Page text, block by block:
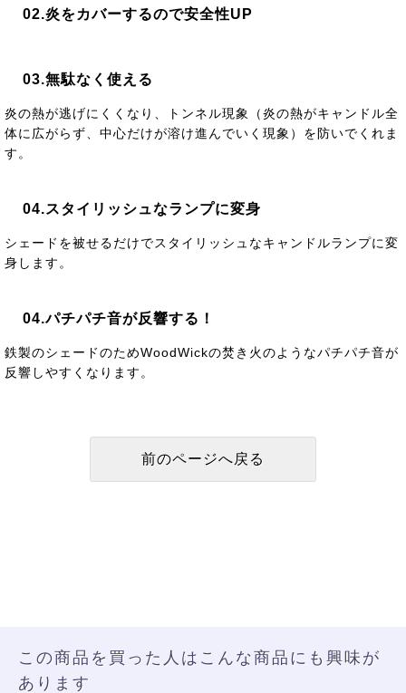
02.炎をカバーするので安全性UP
03.無駄なく使える
炎の熱が逃げにくくなり、トンネル現象（炎の熱がキャンドル全
体に広がらず、中心だけが溶け進んでいく現象）を防いでくれま
す。
04.スタイリッシュなランプに変身
シェードを被せるだけでスタイリッシュなキャンドルランプに変
身します。
04.パチパチ音が反響する！
鉄製のシェードのためWoodWickの焚き火のようなパチパチ音が
反響しやすくなります。
この商品を買った人はこんな商品にも興味が
あります